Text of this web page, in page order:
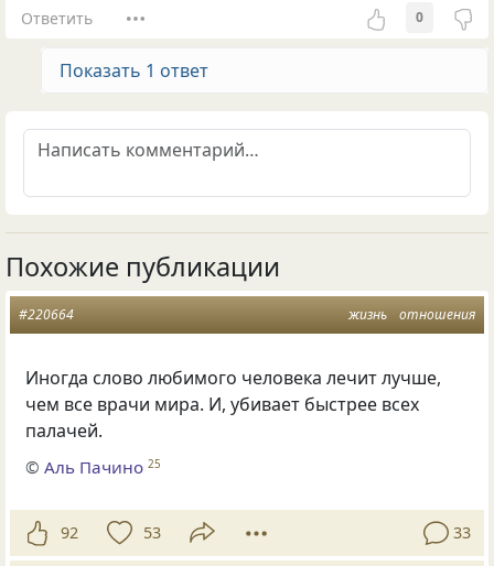
Ответить 0
Показать 1 ответ
Похожие публикации
жизнь отношения
#220664
Иногда слово любимого человека лечит лучше,
чем все врачи мира. И, убивает быстрее всех
палачей.
©Аль Пачино 25
92 53 33